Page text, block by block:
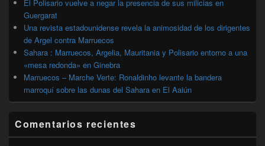
El Polisario vuelve a negar la presencia de sus milicias en
Guergarat
Una revista estadounidense revela la animosidad de los dirigentes
de Argel contra Marruecos
Sahara : Marruecos, Argelia, Mauritania y Polisario entorno a una
«mesa redonda» en Ginebra
Marruecos – Marche Verte: Ronaldinho levante la bandera
marroquí sobre las dunas del Sahara en El Aaiún
Comentarios recientes